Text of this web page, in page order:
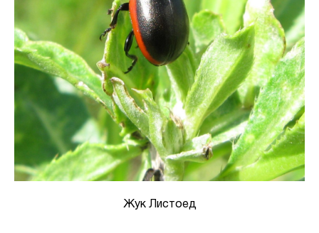
Жук Листоед